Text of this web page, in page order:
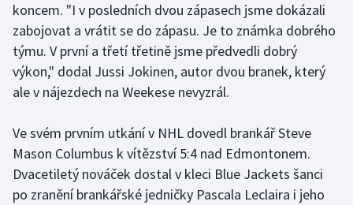
Lyže a snowboard
Moderní pětiboj
Olympijské hry
Parasport
koncem. "I v posledních dvou zápasech jsme dokázali
zabojovat a vrátit se do zápasu. Je to známka dobrého
týmu. V první a třetí třetině jsme předvedli dobrý
výkon," dodal Jussi Jokinen, autor dvou branek, který
ale v nájezdech na Weekese nevyzrál.
Ve svém prvním utkání v NHL dovedl brankář Steve
Mason Columbus k vítězství 5:4 nad Edmontonem.
Dvacetiletý nováček dostal v kleci Blue Jackets šanci
po zranění brankářské jedničky Pascala Leclaira i jeho